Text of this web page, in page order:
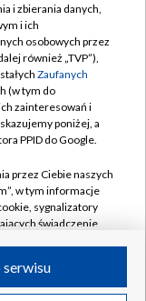
likwidacji
i zbierania danych,
i ich
osobowych przez
również „TVP”),
Zaufanych
(w tym do
zainteresowań i
poniżej, a
PPID do Google.
przez Ciebie naszych
w tym informacje
sygnalizatory
świadczenie